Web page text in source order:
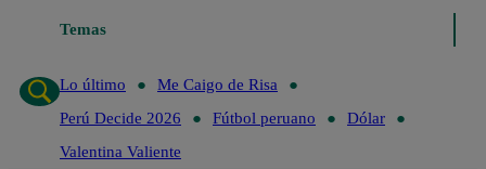
Temas
Lo último
Me Caigo de Risa
Perú Decide 2026
Fútbol peruano
Dólar
Valentina Valiente